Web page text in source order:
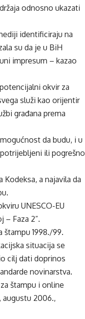
odnosno ukazati
identificiraju na
su da je u BiH
impresum – kazao
okvir za
služi kao orijentir
građana prema
da budu, i u
ili pogrešno
a najavila da
UNESCO-EU
– Faza 2”.
štampu 1998./99.
situacija se
cilj dati doprinos
novinarstva.
štampu i online
2006.,